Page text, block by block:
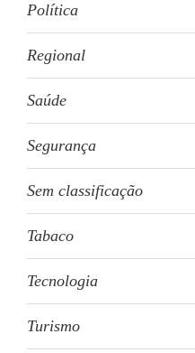
Política
Regional
Saúde
Segurança
Sem classificação
Tabaco
Tecnologia
Turismo